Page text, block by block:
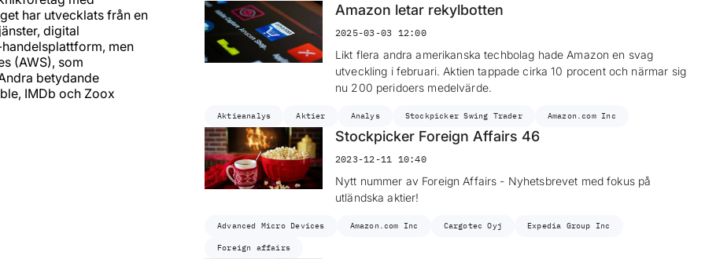
har utvecklats från en
digital
men
(AWS), som
betydande
IMDb och Zoox
Amazon letar rekylbotten
2025-03-03 12:00
Likt flera andra amerikanska techbolag hade Amazon en svag
utveckling i februari. Aktien tappade cirka 10 procent och närmar sig
nu 200 peridoers medelvärde.
Aktieanalys Aktier Analys Stockpicker Swing Trader Amazon.com Inc
Stockpicker Foreign Affairs 46
2023-12-11 10:40
Nytt nummer av Foreign Affairs - Nyhetsbrevet med fokus på
utländska aktier!
Advanced Micro Devices Amazon.com Inc Cargotec Oyj Expedia Group Inc
Foreign affairs